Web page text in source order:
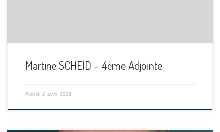
Martine SCHEID – 4ème Adjointe
Publié 2 avril 2026